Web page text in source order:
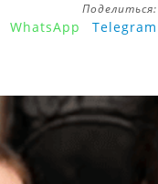
Поделиться:
WhatsApp Telegram